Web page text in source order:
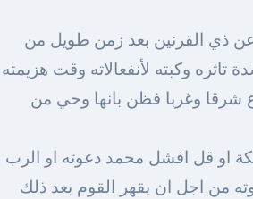
ذي القرنين بعد زمن طويل من
تاثره وكبته لأنفعالاته وقت هزيمته
وغربا فظن بانها وحي من
او قل افشل محمد دعوته او الرب
من اجل ان يقهر القوم بعد ذلك